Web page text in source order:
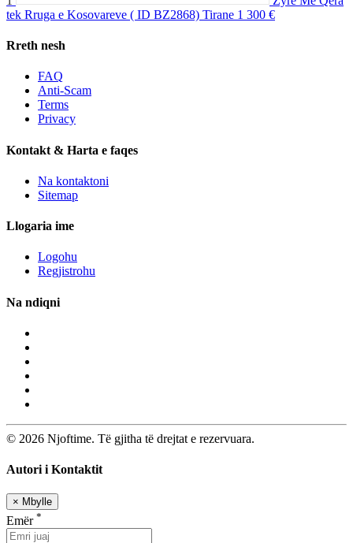
tek Rruga e Kosovareve ( ID BZ2868) Tirane 1 300 €
Rreth nesh
FAQ
Anti-Scam
Terms
Privacy
Kontakt & Harta e faqes
Na kontaktoni
Sitemap
Llogaria ime
Logohu
Regjistrohu
Na ndiqni
© 2026 Njoftime. Të gjitha të drejtat e rezervuara.
Autori i Kontaktit
× Mbylle
Emër *